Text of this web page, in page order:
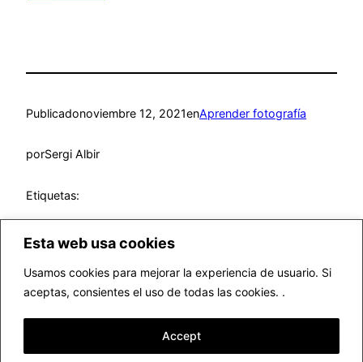
Esta web usa cookies
Usamos cookies para mejorar la experiencia de usuario. Si
aceptas, consientes el uso de todas las cookies. .
Accept
Publicadonoviembre 12, 2021enAprender fotografía
porSergi Albir
Etiquetas:
Funciona gracias aWordPress